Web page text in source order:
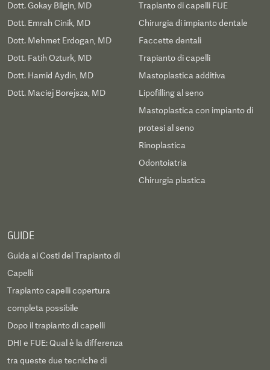
Dott. Gokay Bilgin, MD
Dott. Emrah Cinik, MD
Dott. Mehmet Erdogan, MD
Dott. Fatih Ozturk, MD
Dott. Hamid Aydin, MD
Dott. Maciej Borejsza, MD
Trapianto di capelli FUE
Chirurgia di impianto dentale
Faccette dentali
Trapianto di capelli
Mastoplastica additiva
Lipofilling al seno
Mastoplastica con impianto di
protesi al seno
Rinoplastica
Odontoiatria
Chirurgia plastica
GUIDE
Guida ai Costi del Trapianto di
Capelli
Trapianto capelli copertura
completa possibile
Dopo il trapianto di capelli
DHI e FUE: Qual è la differenza
tra queste due tecniche di